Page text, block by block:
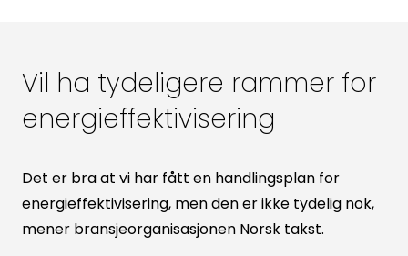
Vil ha tydeligere rammer for
energieffektivisering
Det er bra at vi har fått en handlingsplan for
energieffektivisering, men den er ikke tydelig nok,
mener bransjeorganisasjonen Norsk takst.